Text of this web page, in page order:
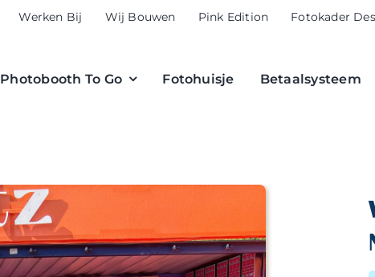
Werken Bij Wij Bouwen Pink Edition Fotokader
Photobooth To Go Fotohuisje Betaalsysteem